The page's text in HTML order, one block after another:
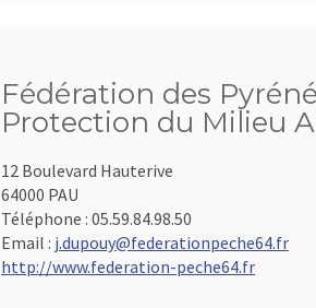
Fédération des
Protection du Milieu
12 Boulevard Hauterive
64000 PAU
Téléphone : 05.59.84.98.50
Email : j.dupouy@federationpeche64.fr
http://www.federation-peche64.fr